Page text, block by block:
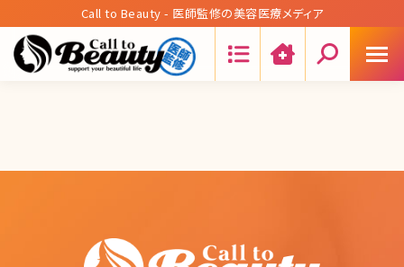
Call to Beauty - 医師監修の美容医療メディア